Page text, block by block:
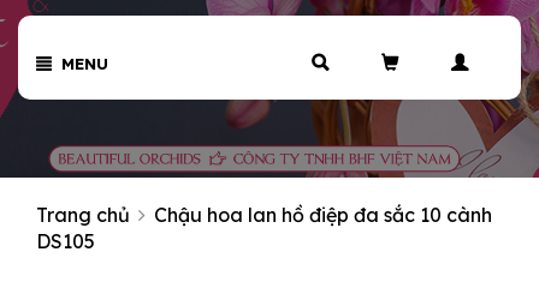
MENU
Trang chủ
Chậu hoa lan hồ điệp đa sắc 10 cành
DS105